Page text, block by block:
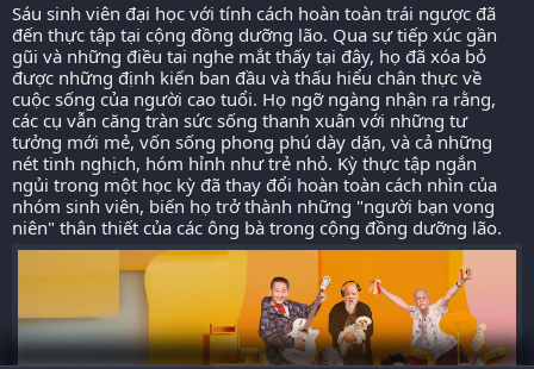
Sáu sinh viên đại học với tính cách hoàn toàn trái ngược đã
đến thực tập tại cộng đồng dưỡng lão. Qua sự tiếp xúc gần
gũi và những điều tai nghe mắt thấy tại đây, họ đã xóa bỏ
được những định kiến ban đầu và thấu hiểu chân thực về
cuộc sống của người cao tuổi. Họ ngỡ ngàng nhận ra rằng,
các cụ vẫn căng tràn sức sống thanh xuân với những tư
tưởng mới mẻ, vốn sống phong phú dày dặn, và cả những
nét tinh nghịch, hóm hỉnh như trẻ nhỏ. Kỳ thực tập ngắn
ngủi trong một học kỳ đã thay đổi hoàn toàn cách nhìn của
nhóm sinh viên, biến họ trở thành những "người bạn vong
niên" thân thiết của các ông bà trong cộng đồng dưỡng lão.